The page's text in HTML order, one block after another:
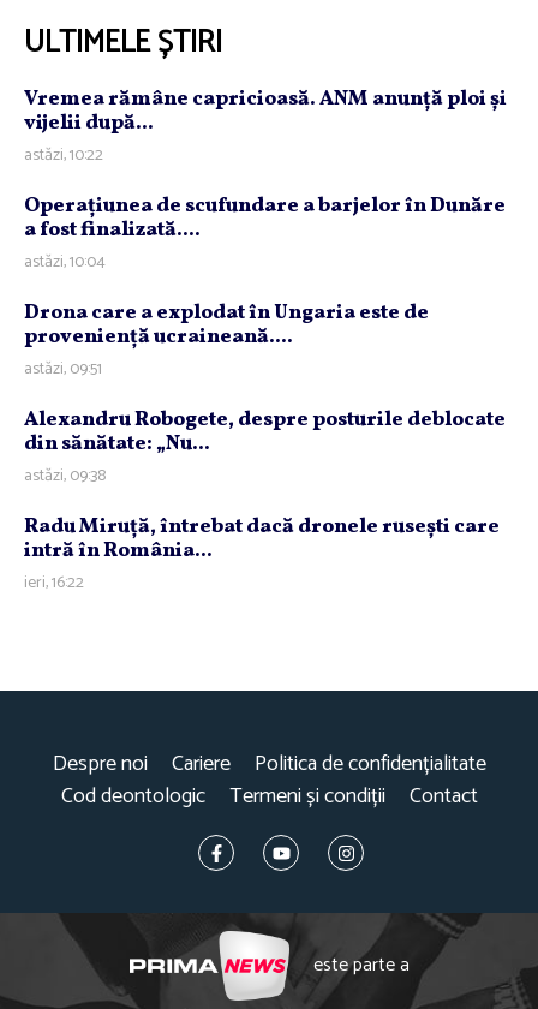
ULTIMELE ȘTIRI
Vremea rămâne capricioasă. ANM anunţă ploi şi
vijelii după...
astăzi, 10:22
Operaţiunea de scufundare a barjelor în Dunăre
a fost finalizată....
astăzi, 10:04
Drona care a explodat în Ungaria este de
provenienţă ucraineană....
astăzi, 09:51
Alexandru Robogete, despre posturile deblocate
din sănătate: „Nu...
astăzi, 09:38
Radu Miruţă, întrebat dacă dronele ruseşti care
intră în România...
ieri, 16:22
Despre noi Cariere
Politica de confidențialitate
Cod deontologic
Termeni și condiții Contact
este parte a